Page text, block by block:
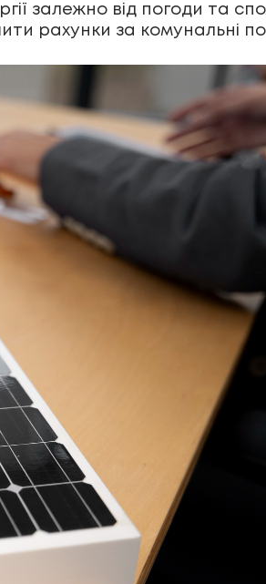
залежно від погоди та
рахунки за комунальні